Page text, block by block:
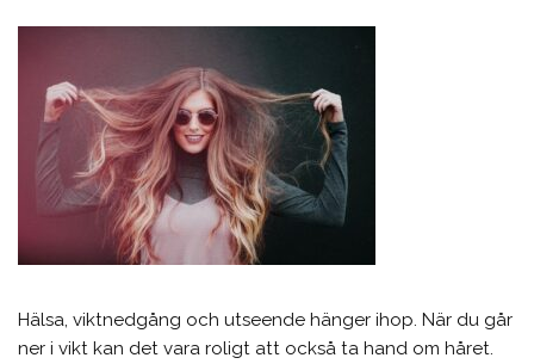
Hälsa, viktnedgång och utseende hänger ihop. När du går
ner i vikt kan det vara roligt att också ta hand om håret.